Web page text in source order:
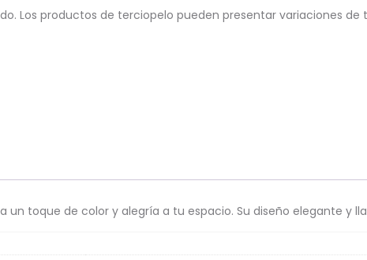
Los productos de terciopelo pueden presentar variaciones
un toque de color y alegría a tu espacio. Su diseño elegante